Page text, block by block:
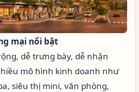
mại nổi bật
dễ trưng bày, dễ nhận
mô hình kinh doanh như
siêu thị mini, văn phòng,